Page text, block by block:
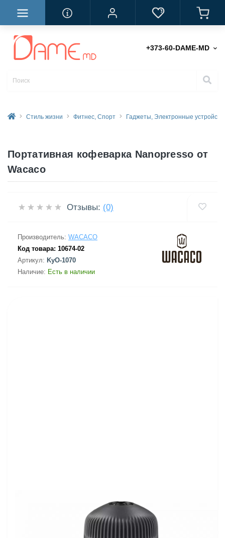
+373-60-DAME-MD
Стиль жизни Фитнес, Спорт Гаджеты, Электронные
Портативная кофеварка Nanopresso от
Wacaco
Отзывы: (0)
Производитель: WACACO
Код товара: 10674-02
Артикул: KyO-1070
Наличие: Есть в наличии